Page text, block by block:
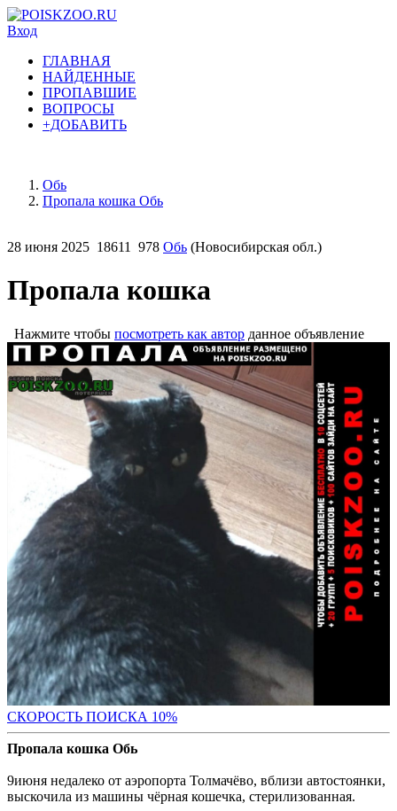
Вход
ГЛАВНАЯ
НАЙДЕННЫЕ
ПРОПАВШИЕ
ВОПРОСЫ
+ДОБАВИТЬ
Обь
Пропала кошка Обь
28 июня 2025 18611 978 Обь (Новосибирская обл.)
Пропала кошка
Нажмите чтобы посмотреть как автор данное объявление
СКОРОСТЬ ПОИСКА 10%
Пропала кошка Обь
9июня недалеко от аэропорта Толмачёво, вблизи автостоянки,
выскочила из машины чёрная кошечка, стерилизованная.